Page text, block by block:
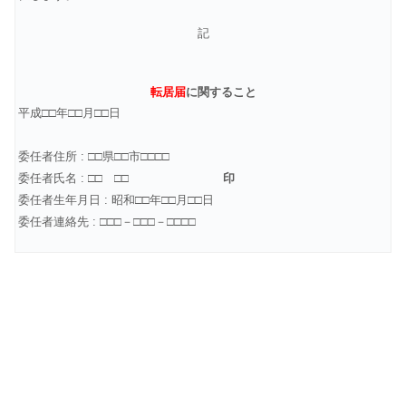
記
転居届に関すること
平成□□年□□月□□日
委任者住所 : □□県□□市□□□□
委任者氏名 : □□ □□ 印
委任者生年月日 : 昭和□□年□□月□□日
委任者連絡先 : □□□－□□□－□□□□